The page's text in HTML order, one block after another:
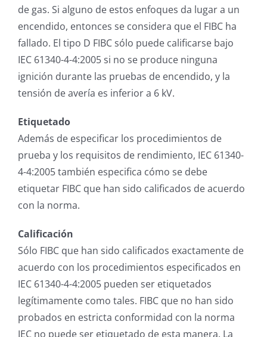
de gas. Si alguno de estos enfoques da lugar a un
encendido, entonces se considera que el FIBC ha
fallado. El tipo D FIBC sólo puede calificarse bajo
IEC 61340-4-4:2005 si no se produce ninguna
ignición durante las pruebas de encendido, y la
tensión de avería es inferior a 6 kV.
Etiquetado
Además de especificar los procedimientos de
prueba y los requisitos de rendimiento, IEC 61340-
4-4:2005 también especifica cómo se debe
etiquetar FIBC que han sido calificados de acuerdo
con la norma.
Calificación
Sólo FIBC que han sido calificados exactamente de
acuerdo con los procedimientos especificados en
IEC 61340-4-4:2005 pueden ser etiquetados
legítimamente como tales. FIBC que no han sido
probados en estricta conformidad con la norma
IEC no puede ser etiquetado de esta manera. La